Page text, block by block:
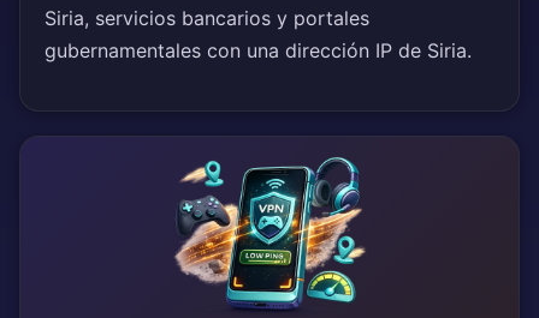
Siria, servicios bancarios y portales
gubernamentales con una dirección IP de Siria.